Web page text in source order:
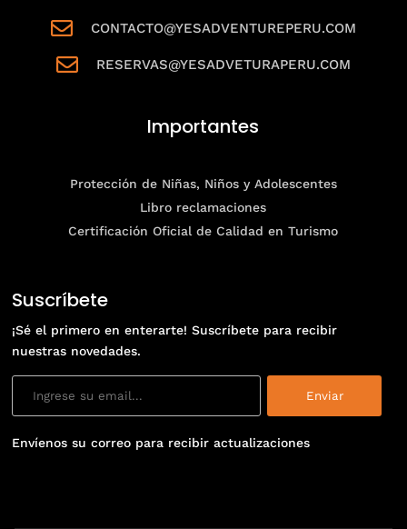
 CONTACTO@YESADVENTUREPERU.COM
 RESERVAS@YESADVETURAPERU.COM
Importantes
Protección de Niñas, Niños y Adolescentes
Libro reclamaciones
Certificación Oficial de Calidad en Turismo
Suscríbete
¡Sé el primero en enterarte! Suscríbete para recibir
nuestras novedades.
Envíenos su correo para recibir actualizaciones